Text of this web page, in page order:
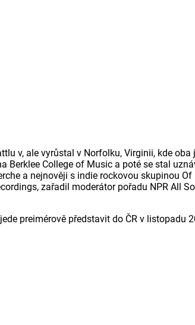
v, ale vyrůstal v Norfolku, Virginii, kde
College of Music a poté se stal
a nejnověji s indie rockovou skupinou Of
zařadil moderátor pořadu NPR All
preimérově představit do ČR v listopadu